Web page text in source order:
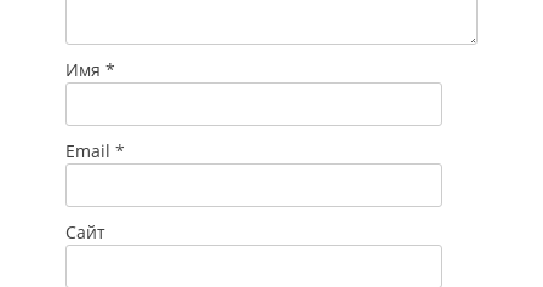
Имя *
Email *
Сайт